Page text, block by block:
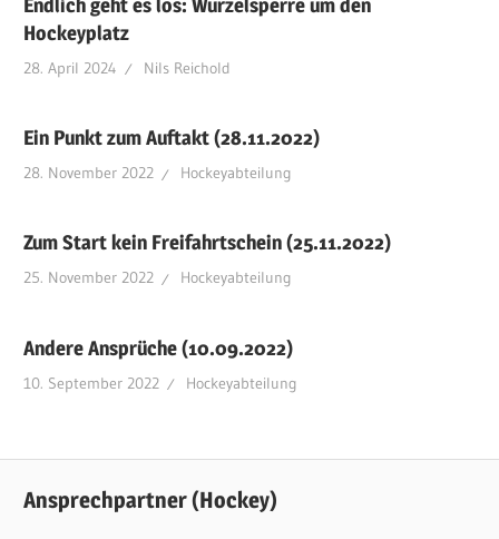
Endlich geht es los: Wurzelsperre um den
Hockeyplatz
28. April 2024 Nils Reichold
Ein Punkt zum Auftakt (28.11.2022)
28. November 2022 Hockeyabteilung
Zum Start kein Freifahrtschein (25.11.2022)
25. November 2022 Hockeyabteilung
Andere Ansprüche (10.09.2022)
10. September 2022 Hockeyabteilung
Ansprechpartner (Hockey)